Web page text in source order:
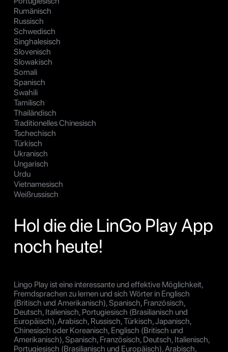
Rumänisch
Russisch
Schwedisch
Singhalesisch
Slovenisch
Slowakisch
Somali
Spanisch
Swahili
Tamilisch
Thailändisch
Traditionelles Chinesisch
Tschechisch
Türkisch
Ukranisch
Ungarisch
Urdu
Vietnamesisch
Weißrussisch
Hol die die LinGo Play App
noch heute!
Lingo Play ist eine interessante und effektive Möglichkeit,
Fremdsprachen zu lernen und sich Wörter in Englisch
(Britisch und Amerikanisch), Spanisch, Französisch,
Deutsch, Italienisch, Portugiesisch (Brasilianisch und
Europäisch), Arabisch, Russisch, Türkisch, Japanisch,
Chinesisch oder Koreanisch, Englisch (Britisch und
Amerikanisch), Spanisch, Französisch, Deutsch, Italienisch,
Portugiesisch (Brasilianisch und Europäisch), Arabisch,